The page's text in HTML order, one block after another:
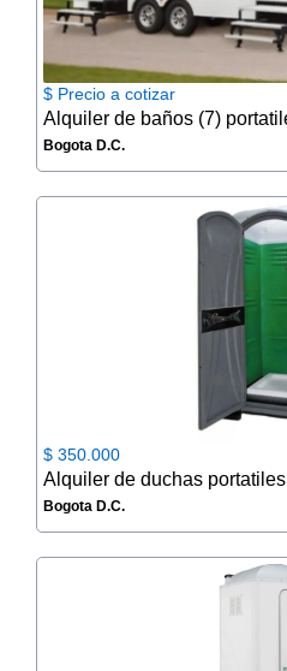
$ Precio a cotizar
Bogota D.C.
$ 350.000
Alquiler de duchas portatiles
Bogota D.C.